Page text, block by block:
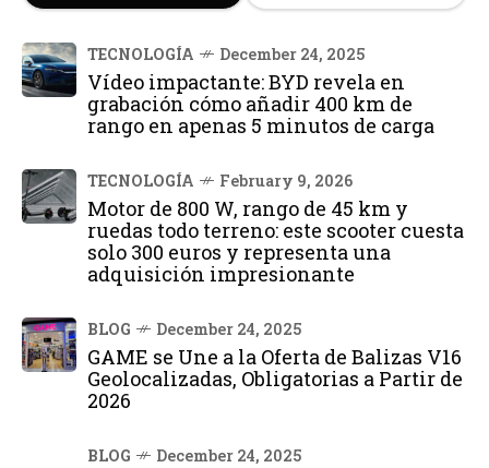
TECNOLOGÍA December 24, 2025
Vídeo impactante: BYD revela en
grabación cómo añadir 400 km de
rango en apenas 5 minutos de carga
TECNOLOGÍA February 9, 2026
Motor de 800 W, rango de 45 km y
ruedas todo terreno: este scooter cuesta
solo 300 euros y representa una
adquisición impresionante
BLOG December 24, 2025
GAME se Une a la Oferta de Balizas V16
Geolocalizadas, Obligatorias a Partir de
2026
BLOG December 24, 2025